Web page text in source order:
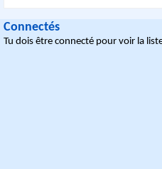
Connectés
Tu dois être connecté pour voir la